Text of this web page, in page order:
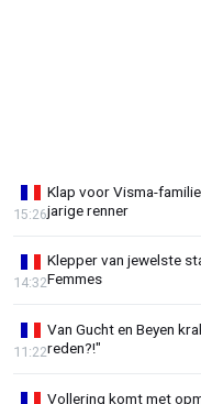
Klap voor Visma-
jarige renner
15:26
Klepper van jewelste
Femmes
14:32
Van Gucht en Beyen
reden?!"
11:22
Vollering komt met